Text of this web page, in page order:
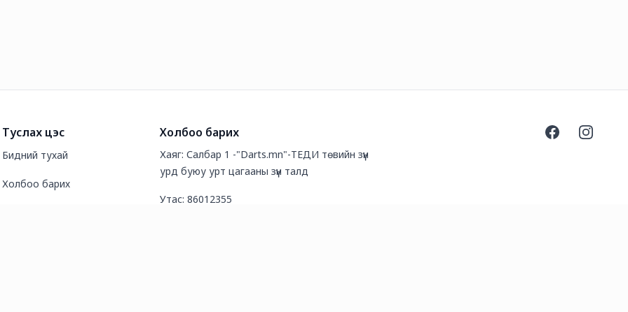
Туслах цэс
Бидний тухай
Холбоо барих
Холбоо барих
Хаяг: Салбар 1 -"Darts.mn"-ТЕДИ төвийн зүүн
урд буюу урт цагааны зүүн талд
Утас: 86012355
Facebook